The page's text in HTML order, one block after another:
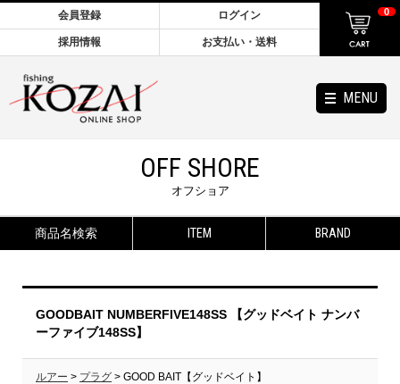
MENU
会員登録 ログイン
採用情報 お支払い・送料
0
OFF SHORE
オフショア
商品名検索 ITEM BRAND
GOODBAIT NUMBERFIVE148SS 【グッドベイト ナンバ
ーファイブ148SS】
ルアー > プラグ > GOOD BAIT【グッドベイト】